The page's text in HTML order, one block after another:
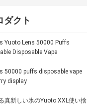
ダクト
Yuoto Lens 50000 Puffs
Disposable Vape
50000 puffs disposable vape
display
真新しい氷のYuoto XXL使い捨